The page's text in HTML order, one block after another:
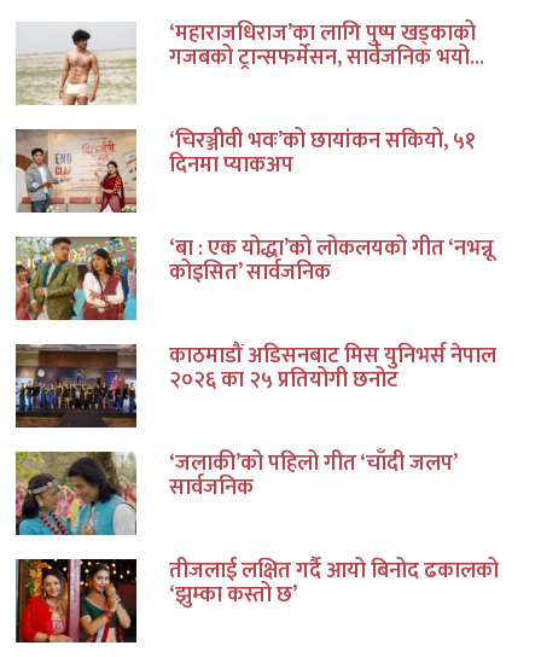
‘महाराजधिराज’का लागि पुष्प खड्काको
गजबको ट्रान्सफर्मेसन, सार्वजनिक भयो...
‘चिरञ्जीवी भवः’को छायांकन सकियो, ५१
दिनमा प्याकअप
‘बा : एक योद्धा’को लोकलयको गीत ‘नभन्नू
कोइसित’ सार्वजनिक
काठमाडौं अडिसनबाट मिस युनिभर्स नेपाल
२०२६ का २५ प्रतियोगी छनोट
‘जलाकी’को पहिलो गीत ‘चाँदी जलप’
सार्वजनिक
तीजलाई लक्षित गर्दै आयो बिनोद ढकालको
‘झुम्का कस्तो छ’